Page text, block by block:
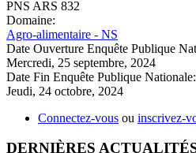
PNS ARS 832
Domaine:
Agro-alimentaire - NS
Date Ouverture Enquête Publique
Mercredi, 25 septembre, 2024
Date Fin Enquête Publique Nationale:
Jeudi, 24 octobre, 2024
Connectez-vous ou inscrivez-
DERNIÈRES